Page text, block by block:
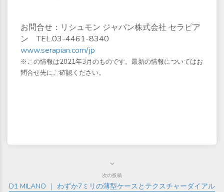
お問合せ：リシュモン ジャパン株式会社 セラピア
ン TEL.03-4461-8340
www.serapian.com/jp
※この情報は2021年3月のものです。最新の情報についてはお
問合せ先にご確認ください。
次の投稿
D1 MILANO ｜ わずか7ミリの薄型ケースとテクスチャーダイアル